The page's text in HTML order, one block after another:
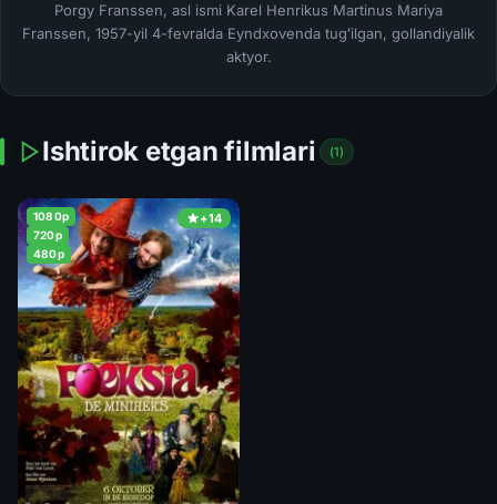
Porgy Franssen, asl ismi Karel Henrikus Martinus Mariya
Franssen, 1957-yil 4-fevralda Eyndxovenda tugʻilgan, gollandiyalik
aktyor.
Ishtirok etgan filmlari (1)
+14
1080p
720p
480p